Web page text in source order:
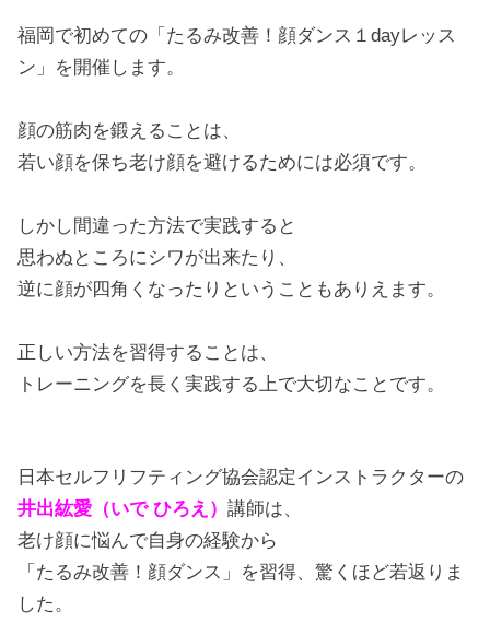
福岡で初めての「たるみ改善！顔ダンス１dayレッス
ン」を開催します。
顔の筋肉を鍛えることは、
若い顔を保ち老け顔を避けるためには必須です。
しかし間違った方法で実践すると
思わぬところにシワが出来たり、
逆に顔が四角くなったりということもありえます。
正しい方法を習得することは、
トレーニングを長く実践する上で大切なことです。
日本セルフリフティング協会認定インストラクターの
井出紘愛（いで ひろえ）講師は、
老け顔に悩んで自身の経験から
「たるみ改善！顔ダンス」を習得、驚くほど若返りま
した。